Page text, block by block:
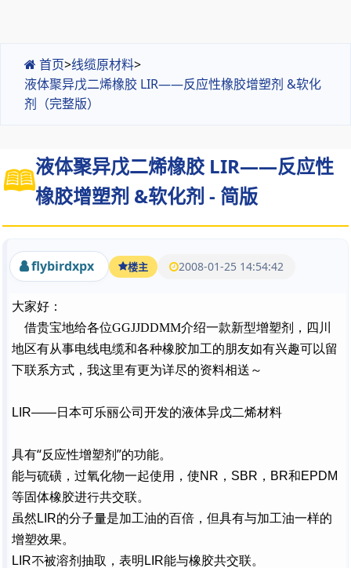
首页>线缆原材料>
液体聚异戊二烯橡胶 LIR——反应性橡胶增塑剂 &软化
剂（完整版）
液体聚异戊二烯橡胶 LIR——反应性
橡胶增塑剂 &软化剂 - 简版
flybirdxpx 楼主 2008-01-25 14:54:42
大家好：
借贵宝地给各位GGJJDDMM介绍一款新型增塑剂，四川
地区有从事电线电缆和各种橡胶加工的朋友如有兴趣可以留
下联系方式，我这里有更为详尽的资料相送～
LIR——日本可乐丽公司开发的液体异戊二烯材料
具有“反应性增塑剂 ”的功能。
能与硫磺，过氧化物一起使用，使NR ， SBR ， BR和EPDM
等固体橡胶进行共交联。
虽然 LIR的分子量是加工油的百倍，但具有与加工油一样的
增塑效果。
LIR不被溶剂抽取，表明 LIR能与橡胶共交联。